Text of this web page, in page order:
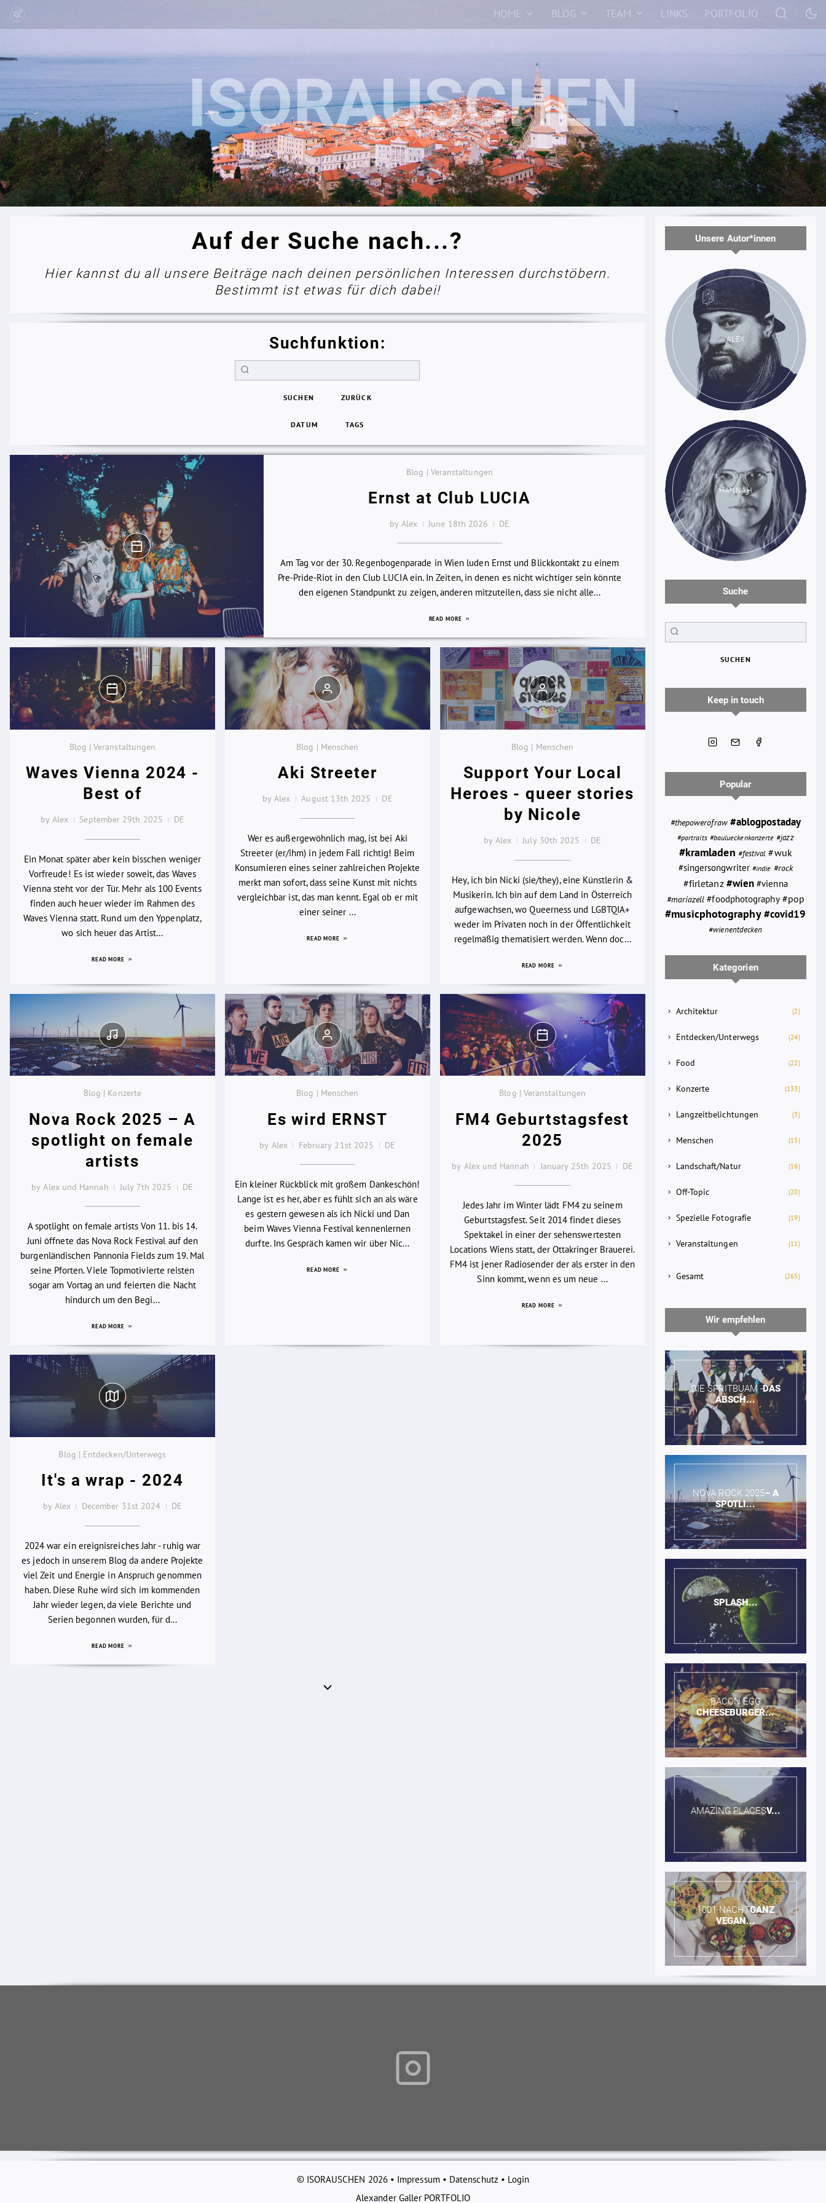
HOME BLOG TEAM LINKS PORTFOLIO
Auf der Suche nach...?
Hier kannst du all unsere Beiträge nach deinen persönlichen Interessen durchstöbern.
Bestimmt ist etwas für dich dabei!
Suchfunktion:
SUCHEN ZURÜCK
DATUM TAGS
Blog | Veranstaltungen
Ernst at Club LUCIA
by Alex June 18th 2026 DE
Am Tag vor der 30. Regenbogenparade in Wien luden Ernst und Blickkontakt zu einem
Pre-Pride-Riot in den Club LUCIA ein. In Zeiten, in denen es nicht wichtiger sein könnte
den eigenen Standpunkt zu zeigen, anderen mitzuteilen, dass sie nicht alle...
READ MORE
Blog | Veranstaltungen
Waves Vienna 2024 -
Best of
by Alex September 29th 2025 DE
Ein Monat später aber kein bisschen weniger
Vorfreude! Es ist wieder soweit, das Waves
Vienna steht vor der Tür. Mehr als 100 Events
finden auch heuer wieder im Rahmen des
Waves Vienna statt. Rund um den Yppenplatz,
wo sich heuer das Artist...
READ MORE
Blog | Menschen
Aki Streeter
by Alex August 13th 2025 DE
Wer es außergewöhnlich mag, ist bei Aki
Streeter (er/ihm) in jedem Fall richtig! Beim
Konsumieren eines seiner zahlreichen Projekte
merkt man sofort, dass seine Kunst mit nichts
vergleichbar ist, das man kennt. Egal ob er mit
einer seiner ...
READ MORE
Blog | Menschen
Support Your Local
Heroes - queer stories
by Nicole
by Alex July 30th 2025 DE
Hey, ich bin Nicki (sie/they), eine Künstlerin &
Musikerin. Ich bin auf dem Land in Österreich
aufgewachsen, wo Queerness und LGBTQIA+
weder im Privaten noch in der Öffentlichkeit
regelmäßig thematisiert werden. Wenn doc...
READ MORE
Blog | Konzerte
Nova Rock 2025 – A
spotlight on female
artists
by Alex und Hannah July 7th 2025 DE
A spotlight on female artists Von 11. bis 14.
Juni öffnete das Nova Rock Festival auf den
burgenländischen Pannonia Fields zum 19. Mal
seine Pforten. Viele Topmotivierte reisten
sogar am Vortag an und feierten die Nacht
hindurch um den Begi...
READ MORE
Blog | Menschen
Es wird ERNST
by Alex February 21st 2025 DE
Ein kleiner Rückblick mit großem Dankeschön!
Lange ist es her, aber es fühlt sich an als wäre
es gestern gewesen als ich Nicki und Dan
beim Waves Vienna Festival kennenlernen
durfte. Ins Gespräch kamen wir über Nic...
READ MORE
Blog | Veranstaltungen
FM4 Geburtstagsfest
2025
by Alex und Hannah January 25th 2025 DE
Jedes Jahr im Winter lädt FM4 zu seinem
Geburtstagsfest. Seit 2014 findet dieses
Spektakel in einer der sehenswertesten
Locations Wiens statt, der Ottakringer Brauerei.
FM4 ist jener Radiosender der als erster in den
Sinn kommt, wenn es um neue ...
READ MORE
Blog | Entdecken/Unterwegs
It's a wrap - 2024
by Alex December 31st 2024 DE
2024 war ein ereignisreiches Jahr - ruhig war
es jedoch in unserem Blog da andere Projekte
viel Zeit und Energie in Anspruch genommen
haben. Diese Ruhe wird sich im kommenden
Jahr wieder legen, da viele Berichte und
Serien begonnen wurden, für d...
READ MORE
Unsere Autor*innen
ALEX
HANNAH
Suche
SUCHEN
Keep in touch
Popular
#thepowerofraw #ablogpostaday
#portraits #baulueckenkonzerte #jazz
#kramladen #festival #wuk
#singersongwriter #indie #rock
#firletanz #wien #vienna
#mariazell #foodphotography #pop
#musicphotography #covid19
#wienentdecken
Kategorien
Architektur (2)
Entdecken/Unterwegs (24)
Food (22)
Konzerte (133)
Langzeitbelichtungen (3)
Menschen (15)
Landschaft/Natur (16)
Off-Topic (20)
Spezielle Fotografie (19)
Veranstaltungen (11)
Gesamt (265)
Wir empfehlen
DIE SPRITBUAM -​DAS
ABSCH...
NOVA ROCK 2025​– A
SPOTLI...
SPLASH...
BACON EGG​
CHEESEBURGER...
AMAZING PLACES​V...
1001 NACHT​GANZ
VEGAN...
© ISORAUSCHEN 2026 • Impressum• Datenschutz • Login
Alexander Galler PORTFOLIO